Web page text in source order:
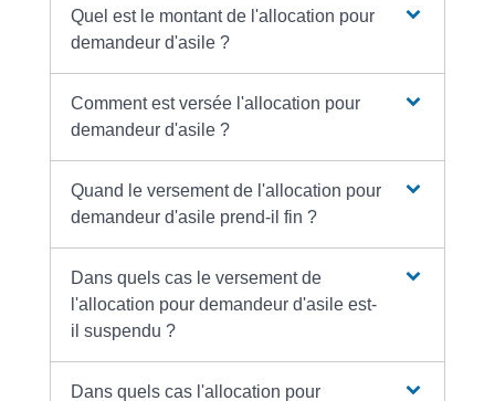
Quel est le montant de l'allocation pour
demandeur d'asile ?
Comment est versée l'allocation pour
demandeur d'asile ?
Quand le versement de l'allocation pour
demandeur d'asile prend-il fin ?
Dans quels cas le versement de
l'allocation pour demandeur d'asile est-
il suspendu ?
Dans quels cas l'allocation pour